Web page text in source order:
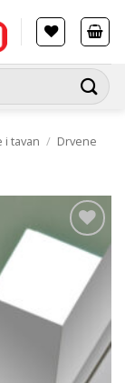
i tavan / Drvene
Ubaci
listu
želja